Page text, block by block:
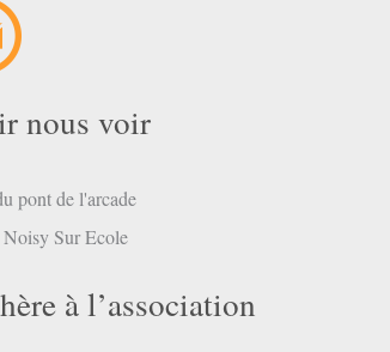
nous voir
pont de l'arcade
Sur Ecole
à l’association